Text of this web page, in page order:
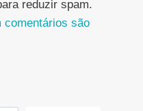
reduzir spam.
comentários são